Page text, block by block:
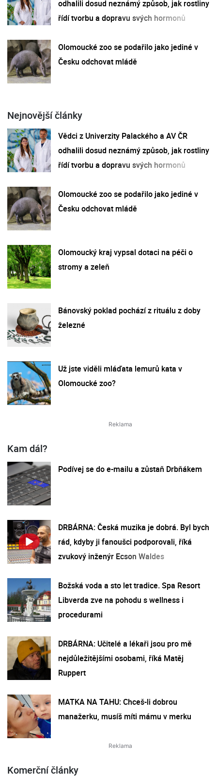
odhalili dosud neznámý způsob, jak rostliny
řídí tvorbu a dopravu svých hormonů
Olomoucké zoo se podařilo jako jediné v
Česku odchovat mládě
Nejnovější články
Vědci z Univerzity Palackého a AV ČR
odhalili dosud neznámý způsob, jak rostliny
řídí tvorbu a dopravu svých hormonů
Olomoucké zoo se podařilo jako jediné v
Česku odchovat mládě
Olomoucký kraj vypsal dotaci na péči o
stromy a zeleň
Bánovský poklad pochází z rituálu z doby
železné
Už jste viděli mláďata lemurů kata v
Olomoucké zoo?
Kam dál?
Podívej se do e-mailu a zůstaň Drbňákem
DRBÁRNA: Česká muzika je dobrá. Byl bych
rád, kdyby ji fanoušci podporovali, říká
zvukový inženýr Ecson Waldes
Božská voda a sto let tradice. Spa Resort
Libverda zve na pohodu s wellness i
procedurami
DRBÁRNA: Učitelé a lékaři jsou pro mě
nejdůležitějšími osobami, říká Matěj
Ruppert
MATKA NA TAHU: Chceš-li dobrou
manažerku, musíš míti mámu v merku
Komerční články